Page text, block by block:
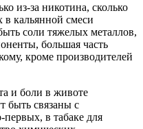
из-за никотина, сколько
в кальянной смеси
соли тяжелых металлов,
большая часть
кроме производителей
и боли в животе
быть связаны с
в табаке для